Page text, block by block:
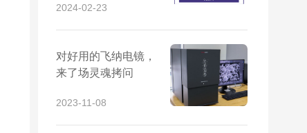
设备，快速获取上报
资料
2024-02-23
对好用的飞纳电镜，
来了场灵魂拷问
2023-11-08